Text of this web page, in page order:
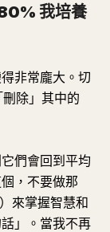
我培養
非常龐大。切
除」其中的
們會回到平均
，不要做那
來掌握智慧和
」。當我不再